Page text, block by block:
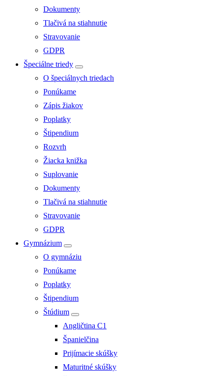
Dokumenty
Tlačivá na stiahnutie
Stravovanie
GDPR
Špeciálne triedy
O špeciálnych triedach
Ponúkame
Zápis žiakov
Poplatky
Štipendium
Rozvrh
Žiacka knižka
Suplovanie
Dokumenty
Tlačivá na stiahnutie
Stravovanie
GDPR
Gymnázium
O gymnáziu
Ponúkame
Poplatky
Štipendium
Štúdium
Angličtina C1
Španielčina
Prijímacie skúšky
Maturitné skúšky